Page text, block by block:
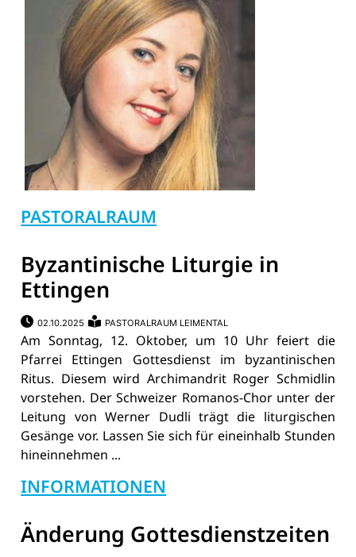
PASTORALRAUM
Byzantinische Liturgie in
Ettingen
02.10.2025 PASTORALRAUM LEIMENTAL
Am Sonntag, 12. Oktober, um 10 Uhr feiert die
Pfarrei Ettingen Gottesdienst im byzantinischen
Ritus. Diesem wird Archimandrit Roger Schmidlin
vorstehen. Der Schweizer Romanos-Chor unter der
Leitung von Werner Dudli trägt die liturgischen
Gesänge vor. Lassen Sie sich für eineinhalb Stunden
hineinnehmen ...
INFORMATIONEN
Änderung Gottesdienstzeiten